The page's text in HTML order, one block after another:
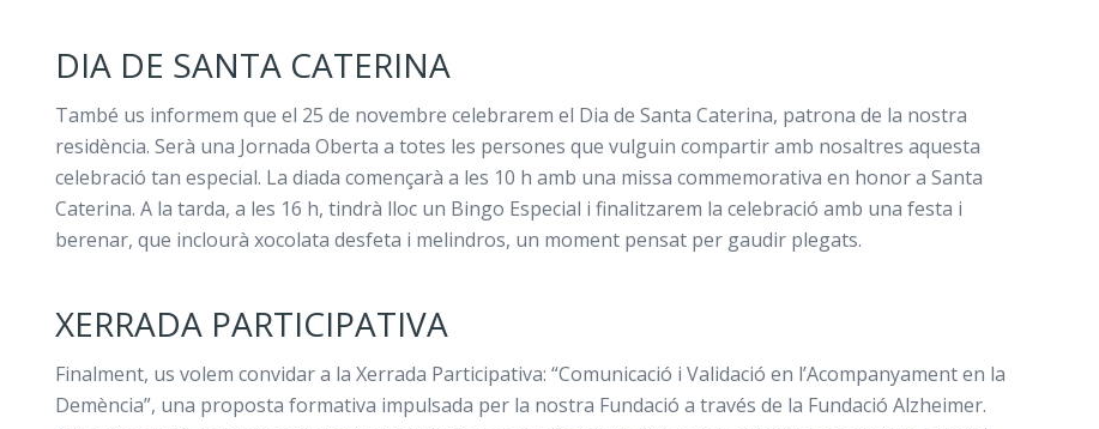
DIA DE SANTA CATERINA
També us informem que el 25 de novembre celebrarem el Dia de Santa Caterina, patrona de la nostra
residència. Serà una Jornada Oberta a totes les persones que vulguin compartir amb nosaltres aquesta
celebració tan especial. La diada començarà a les 10 h amb una missa commemorativa en honor a Santa
Caterina. A la tarda, a les 16 h, tindrà lloc un Bingo Especial i finalitzarem la celebració amb una festa i
berenar, que inclourà xocolata desfeta i melindros, un moment pensat per gaudir plegats.
XERRADA PARTICIPATIVA
Finalment, us volem convidar a la Xerrada Participativa: “Comunicació i Validació en l’Acompanyament en la
Demència”, una proposta formativa impulsada per la nostra Fundació a través de la Fundació Alzheimer.